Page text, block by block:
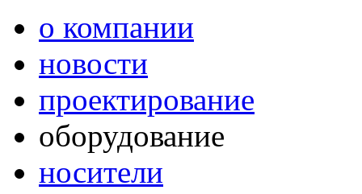
о компании
новости
проектирование
оборудование
носители